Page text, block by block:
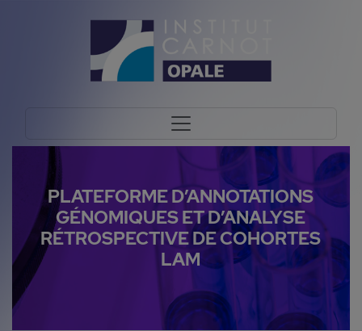
PLATEFORME D’ANNOTATIONS
GÉNOMIQUES ET D’ANALYSE
RÉTROSPECTIVE DE COHORTES
LAM